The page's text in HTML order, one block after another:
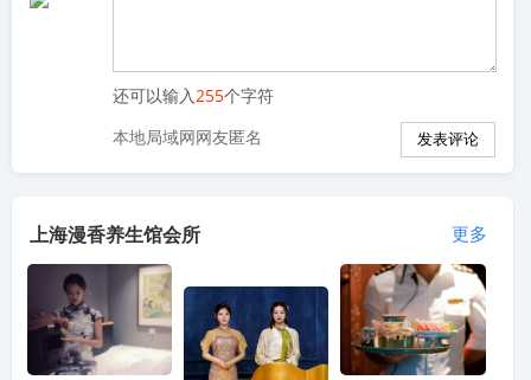
还可以输入255个字符
本地局域网网友匿名
上海漫香养生馆会所 更多